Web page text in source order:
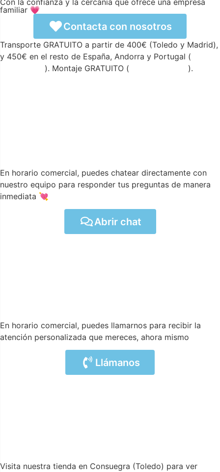
Con la confianza y la cercanía que ofrece una empresa
familiar 💗
Contacta con nosotros
Transporte GRATUITO a partir de 400€ (Toledo y Madrid),
y 450€ en el resto de España, Andorra y Portugal (
). Montaje GRATUITO ( ).
En horario comercial, puedes chatear directamente con
nuestro equipo para responder tus preguntas de manera
inmediata 💘
Abrir chat
En horario comercial, puedes llamarnos para recibir la
atención personalizada que mereces, ahora mismo
Llámanos
Visita nuestra tienda en Consuegra (Toledo) para ver